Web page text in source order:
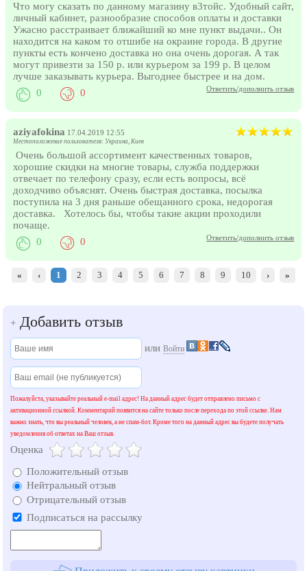
Что могу сказать по данному магазину в3тойс. Удобный сайт,
личный кабинет, разнообразие способов оплаты и доставки
Ужасно расстраивает ближайший ко мне пункт выдачи.. Он
находится на каком то отшибе на окраине города. В другие
пункты есть кончено доставка но она очень дорогая. А так
могут привезти за 150 р. или курьером за 199 р. В целом
лучше заказывать курьера. Выгоднее быстрее и на дом.
Ответить/дополнить отзыв
0 0
aziyafokina 17.04.2019 12:55
Местоположение пользователя: Украина, Киев
Очень большой ассортимент качественных товаров,
хорошие скидки на многие товары, служба поддержки
отвечает по телефону сразу, если есть вопросы, всё
доходчиво объяснят. Очень быстрая доставка, посылка
поступила на 3 дня раньше обещанного срока, недорогая
доставка. Хотелось бы, чтобы такие акции проходили
почаще.
Ответить/дополнить отзыв
0 0
« ‹ 1 2 3 4 5 6 7 8 9 10 › »
+ Добавить отзыв
илиВойти
Пожалуйста, указывайте реальный e-mail адрес! На данный адрес будет отправлено письмо с
активационной ссылкой. Комментарий появится на сайте только после перехода по этой ссылке. Нам
важно знать, что вы реальный человек, а не спам-бот. Кроме того на данный адрес вы будете получать
уведомления об ответах на Ваш отзыв.
Оценка
Положительный отзыв
Нейтральный отзыв
Отрицательный отзыв
Подписаться на рассылку